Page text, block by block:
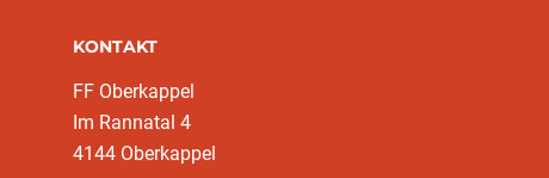
KONTAKT
FF Oberkappel
Im Rannatal 4
4144 Oberkappel